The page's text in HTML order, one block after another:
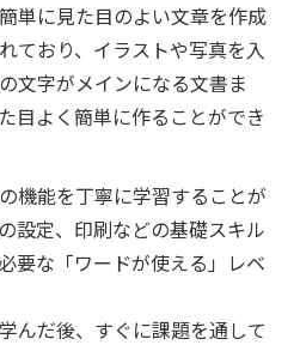
単に見た目のよい文章を作成
ており、イラストや写真を入
文字がメインになる文書ま
目よく簡単に作ることができ
機能を丁寧に学習することが
設定、印刷などの基礎スキル
要な「ワードが使える」レベ
んだ後、すぐに課題を通して